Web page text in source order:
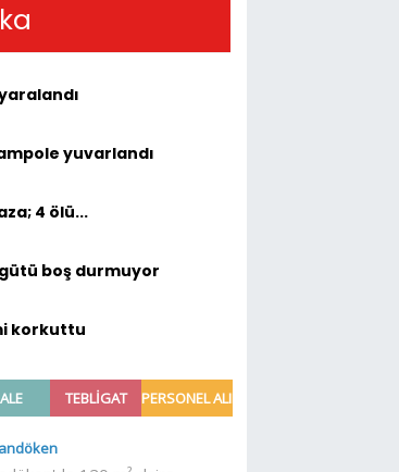
yuvarlandı
4 ölü...
boş durmuyor
korkuttu